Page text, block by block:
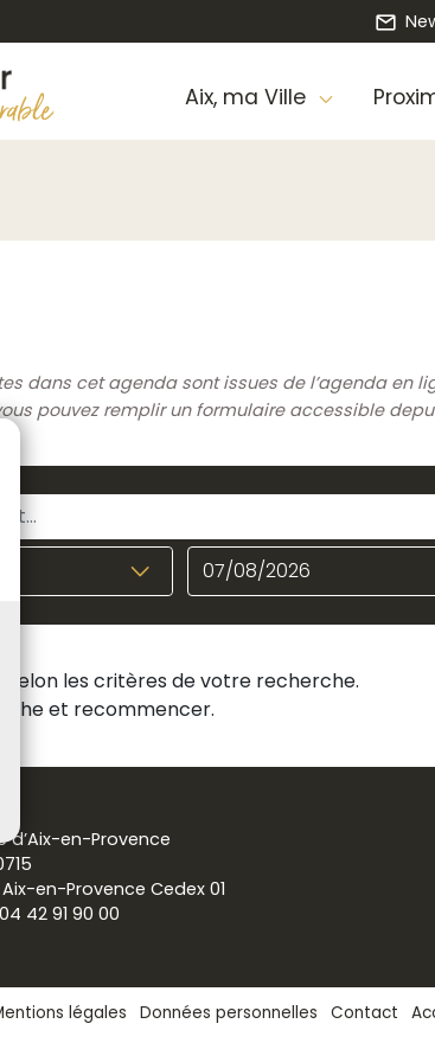
Aix, ma Ville
dans cet agenda sont issues de l’agenda en
pouvez remplir un formulaire accessible
les critères de votre recherche.
et recommencer.
d’Aix-en-Provence
Aix-en-Provence Cedex 01
42 91 90 00
légales Données personnelles Contact